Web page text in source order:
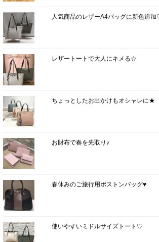
人気商品のレザーA4バッグに新色追
レザートートで大人にキメる☆
ちょっとしたお出かけもオシャレに★
お財布で春を先取り♪
春休みのご旅行用ボストンバッグ♥
使いやすいミドルサイズトート♡